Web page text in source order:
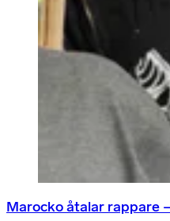
Marocko åtalar rappare